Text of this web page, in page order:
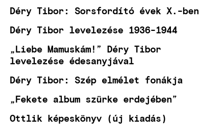
Déry Tibor: Sorsfordító évek X.-ben
Déry Tibor levelezése 1936-1944
„Liebe Mamuskám!” Déry Tibor
levelezése édesanyjával
Déry Tibor: Szép elmélet fonákja
„Fekete album szürke erdejében”
Ottlik képeskönyv (új kiadás)